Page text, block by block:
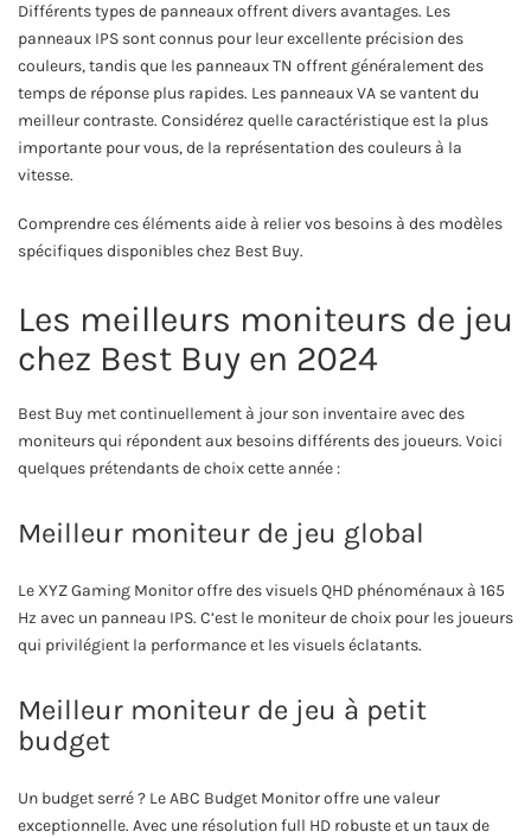
Différents types de panneaux offrent divers avantages. Les
panneaux IPS sont connus pour leur excellente précision des
couleurs, tandis que les panneaux TN offrent généralement des
temps de réponse plus rapides. Les panneaux VA se vantent du
meilleur contraste. Considérez quelle caractéristique est la plus
importante pour vous, de la représentation des couleurs à la
vitesse.
Comprendre ces éléments aide à relier vos besoins à des modèles
spécifiques disponibles chez Best Buy.
Les meilleurs moniteurs de jeu
chez Best Buy en 2024
Best Buy met continuellement à jour son inventaire avec des
moniteurs qui répondent aux besoins différents des joueurs. Voici
quelques prétendants de choix cette année :
Meilleur moniteur de jeu global
Le XYZ Gaming Monitor offre des visuels QHD phénoménaux à 165
Hz avec un panneau IPS. C’est le moniteur de choix pour les joueurs
qui privilégient la performance et les visuels éclatants.
Meilleur moniteur de jeu à petit
budget
Un budget serré ? Le ABC Budget Monitor offre une valeur
exceptionnelle. Avec une résolution full HD robuste et un taux de